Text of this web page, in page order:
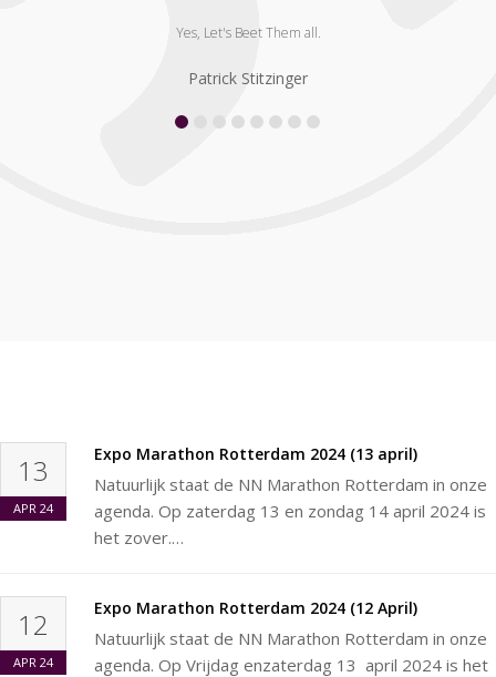
Yes, Let's Beet Them all.
Patrick Stitzinger
13
APR 24
Expo Marathon Rotterdam 2024 (13 april)
Natuurlijk staat de NN Marathon Rotterdam in onze
agenda. Op zaterdag 13 en zondag 14 april 2024 is
het zover.…
12
APR 24
Expo Marathon Rotterdam 2024 (12 April)
Natuurlijk staat de NN Marathon Rotterdam in onze
agenda. Op Vrijdag enzaterdag 13 april 2024 is het